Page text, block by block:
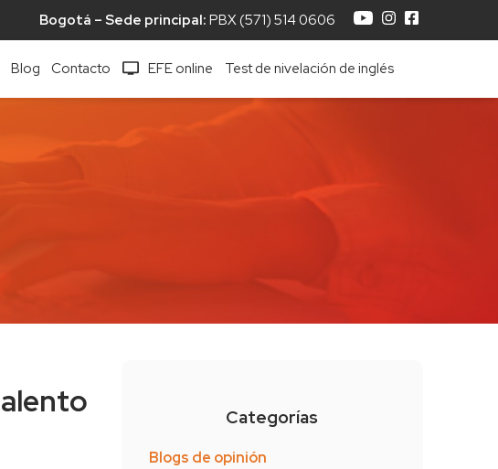
Bogotá – Sede principal: PBX (571) 514 0606
Blog Contacto EFE online Test de nivelación de inglés
Categorías
Blogs de opinión